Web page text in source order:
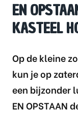
EN
KASTEEL
Op de kleine
kun je op
een bijzonder
EN OPSTAAN